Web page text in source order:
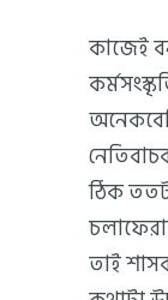
কাজেই
ঠিক
তাই